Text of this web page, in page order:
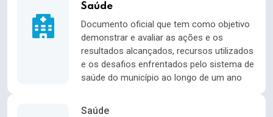
Saúde
Documento oficial que tem como objetivo
demonstrar e avaliar as ações e os
resultados alcançados, recursos utilizados
e os desafios enfrentados pelo sistema de
saúde do município ao longo de um ano
Saúde